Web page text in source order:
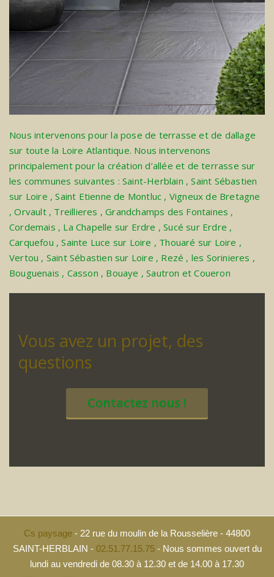
Nous intervenons pour la pose de terrasse et de dallage
sur toute la Loire Atlantique. Nous intervenons
principalement pour la création d’allée et de terrasse sur
les communes suivantes : Saint-Herblain ,Saint Sébastien
sur Loire ,Saint Etienne de Montluc , Vigneux de Bretagne
,Orvault , Treillieres ,Grandchamps des Fontaines ,
Cordemais , La Chapelle sur Erdre ,Sucé sur Erdre ,
Carquefou ,Sainte Luce sur Loire , Thouaré sur Loire ,
Vertou , Saint Sébastien sur Loire , Rezé , les Sorinieres ,
Bouguenais , Casson , Bouaye ,Sautron etCoueron
Vous avez un projet, des
questions
Contactez nous !
Cs paysage - 22 rue du moulin de la Rousselière - 44800
SAINT-HERBLAIN - 02.51.77.15.75- Nous sommes ouvert du
lundi au vendredi de 08.30 à 12.30 et de 14.00 à 17.30